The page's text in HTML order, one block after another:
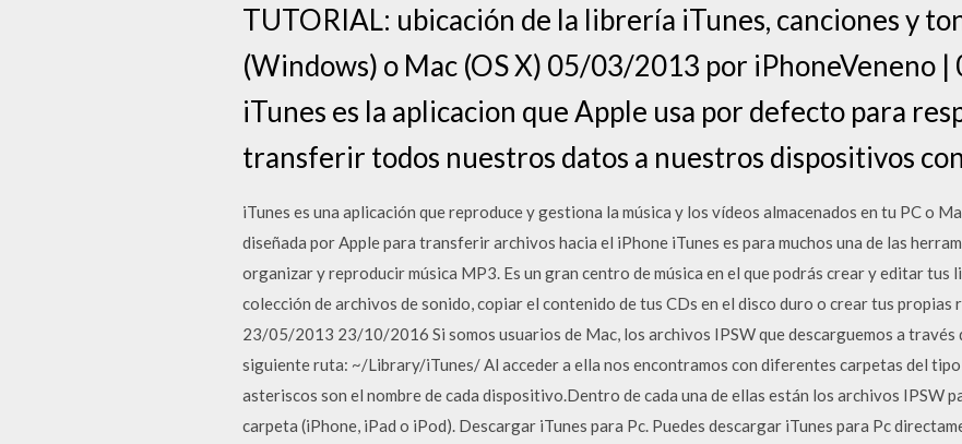
TUTORIAL: ubicación de la librería iTunes, canciones y
(Windows) o Mac (OS X) 05/03/2013 por iPhoneVeneno |
iTunes es la aplicacion que Apple usa por defecto para
transferir todos nuestros datos a nuestros dispositivos
iTunes es una aplicación que reproduce y gestiona la música y los vídeos almacenados en tu PC o
diseñada por Apple para transferir archivos hacia el iPhone iTunes es para muchos una de las
organizar y reproducir música MP3. Es un gran centro de música en el que podrás crear y editar
colección de archivos de sonido, copiar el contenido de tus CDs en el disco duro o crear tus propias
23/05/2013 23/10/2016 Si somos usuarios de Mac, los archivos IPSW que descarguemos a través
siguiente ruta: ~/Library/iTunes/ Al acceder a ella nos encontramos con diferentes carpetas del
asteriscos son el nombre de cada dispositivo.Dentro de cada una de ellas están los archivos IPSW
carpeta (iPhone, iPad o iPod). Descargar iTunes para Pc. Puedes descargar iTunes para Pc